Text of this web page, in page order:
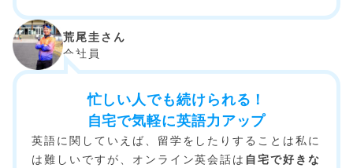
荒尾圭さん
会社員
忙しい人でも続けられる！
自宅で気軽に英語力アップ
英語に関していえば、留学をしたりすることは私に
は難しいですが、オンライン英会話は 自宅で好きな